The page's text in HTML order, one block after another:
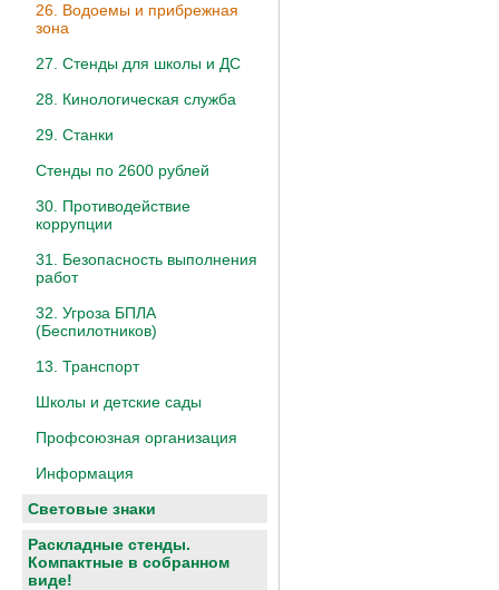
26. Водоемы и прибрежная
зона
27. Стенды для школы и ДС
28. Кинологическая служба
29. Станки
Стенды по 2600 рублей
30. Противодействие
коррупции
31. Безопасность выполнения
работ
32. Угроза БПЛА
(Беспилотников)
13. Транспорт
Школы и детские сады
Профсоюзная организация
Информация
Световые знаки
Раскладные стенды.
Компактные в собранном
виде!